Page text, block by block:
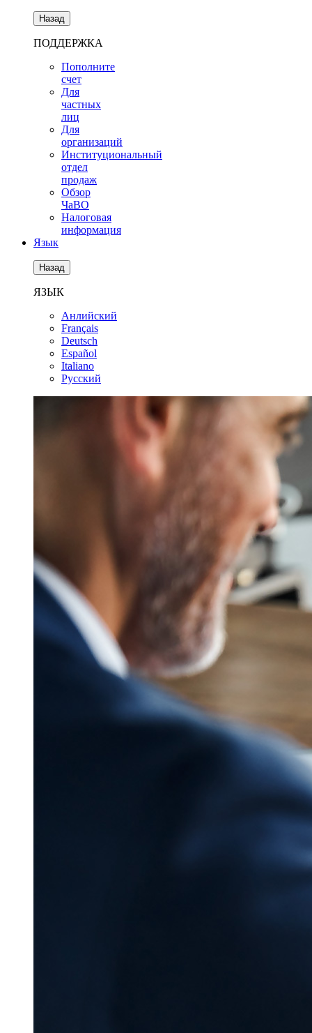
Назад
ПОДДЕРЖКА
Пополните
счет
Для
частных
лиц
Для
организаций
Институциональный
отдел
продаж
Обзор
ЧаВО
Налоговая
информация
Язык
Назад
ЯЗЫК
Анлийский
Français
Deutsch
Español
Italiano
Русский